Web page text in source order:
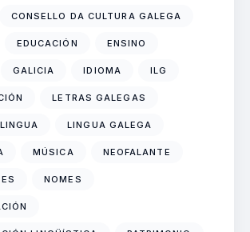
CONSELLO DA CULTURA GALEGA
EDUCACIÓN ENSINO
GALICIA IDIOMA ILG
LETRAS GALEGAS
LINGUA LINGUA GALEGA
MÚSICA NEOFALANTE
NOMES